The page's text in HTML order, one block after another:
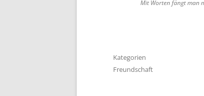
Mit Worten fängt man
Kategorien
Freundschaft